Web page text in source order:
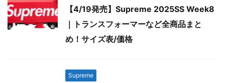
【4/19発売】Supreme 2025SS Week8
｜トランスフォーマーなど全商品まと
め！サイズ表/価格
Supreme